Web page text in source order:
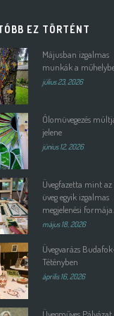
EZ TÖRTÉNT
Májusban izgalmas
munkák a
július 23, 2026
Ólomüvegezés
jelene
június 12, 2026
Üvegfazetta mint az
üveg egyik izgalmas
megjelenési formája.
május 18, 2026
Üvegvarázs
Tétényben
április 16, 2026